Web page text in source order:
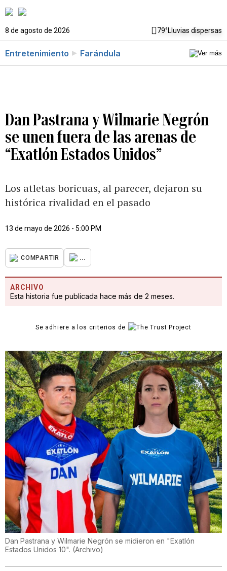
8 de agosto de 2026 79°Lluvias dispersas
Entretenimiento Farándula
Dan Pastrana y Wilmarie Negrón
se unen fuera de las arenas de
“Exatlón Estados Unidos”
Los atletas boricuas, al parecer, dejaron su
histórica rivalidad en el pasado
13 de mayo de 2026 - 5:00 PM
COMPARTIR ...
ARCHIVO
Esta historia fue publicada hace más de 2 meses.
Se adhiere a los criterios de
Dan Pastrana y Wilmarie Negrón se midieron en "Exatlón
Estados Unidos 10". (Archivo)